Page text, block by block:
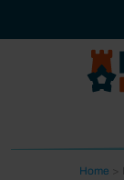
Home